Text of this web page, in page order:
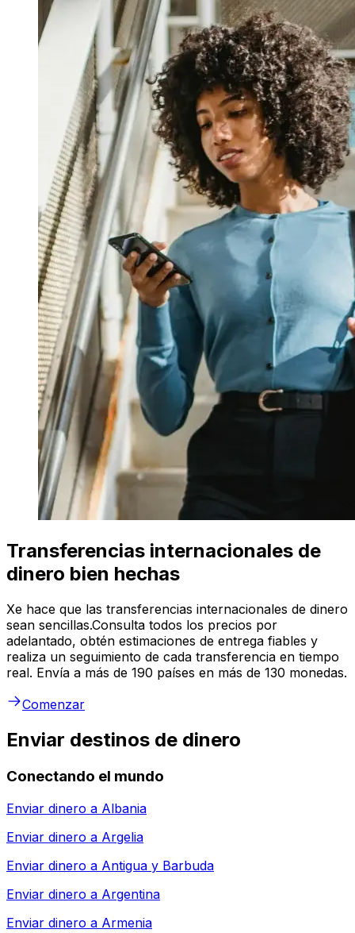
Transferencias internacionales de
dinero bien hechas
Xe hace que las transferencias internacionales de dinero
sean sencillas.Consulta todos los precios por
adelantado, obtén estimaciones de entrega fiables y
realiza un seguimiento de cada transferencia en tiempo
real. Envía a más de 190 países en más de 130 monedas.
Comenzar
Enviar destinos de dinero
Conectando el mundo
Enviar dinero a Albania
Enviar dinero a Argelia
Enviar dinero a Antigua y Barbuda
Enviar dinero a Argentina
Enviar dinero a Armenia